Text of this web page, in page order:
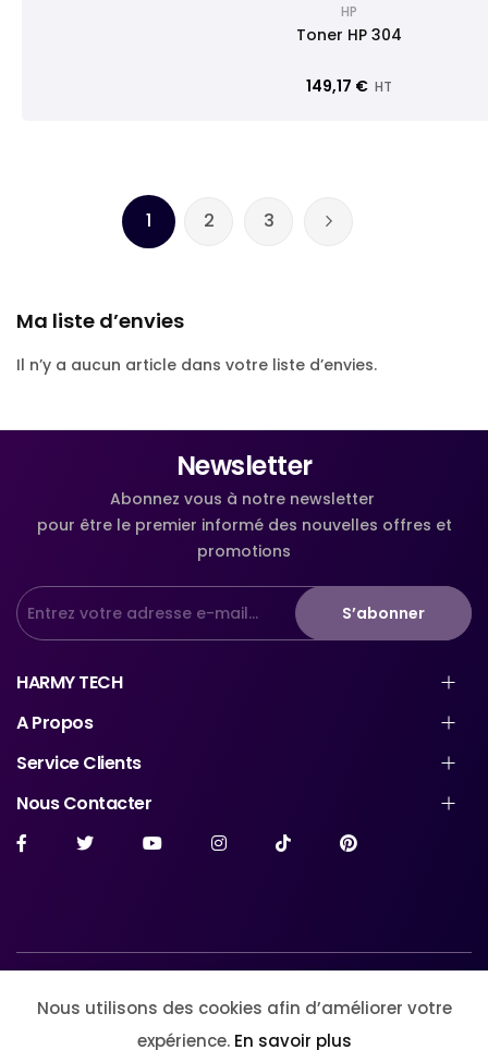
Nous utilisons des cookies afin d’améliorer votre
expérience. En savoir plus
HP
Toner HP 304
149,17 € HT
Page
Vous lisez actuellement la page
1 Page
2 Page
3 Page
Suivant
Ma liste d’envies
Il n’y a aucun article dans votre liste d’envies.
Newsletter
Abonnez vous à notre newsletter
pour être le premier informé des nouvelles offres et
promotions
S’abonner
HARMY TECH
A Propos
Service Clients
Nous Contacter